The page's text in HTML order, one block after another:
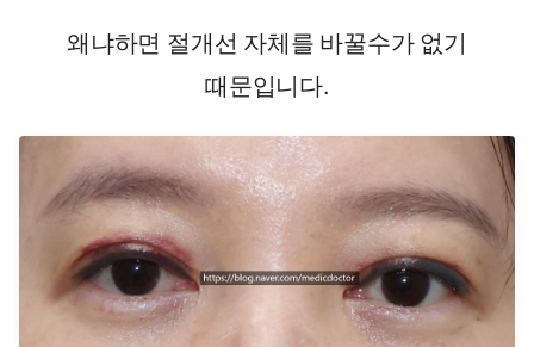
왜냐하면 절개선 자체를 바꿀수가 없기
때문입니다.